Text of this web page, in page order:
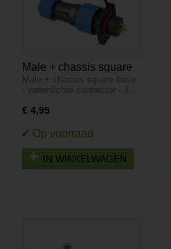
Male + chassis square
base - 24V -
waterdichte connector -
3 aderig - IP68
Male + chassis square base
- waterdichte connector - 3…
€ 4,95
IN WINKELWAGEN